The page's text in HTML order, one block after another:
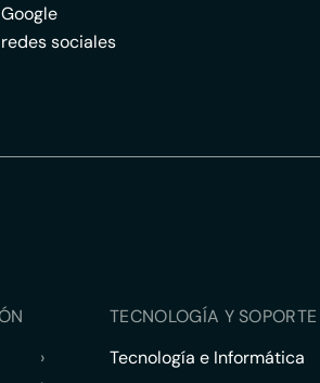
sociales
›
TECNOLOGÍA Y
Tecnología e Informática